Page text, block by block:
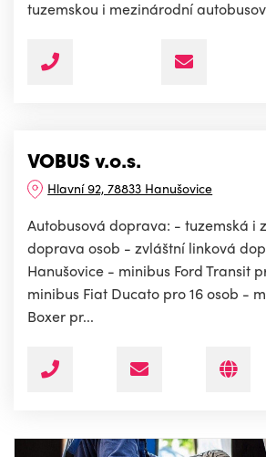
tuzemskou i mezinárodní
VOBUS v.o.s.
Hlavní 92, 78833 Hanušovice
Autobusová doprava: - tuzemská i
doprava osob - zvláštní linková
Hanušovice - minibus Ford Transit
minibus Fiat Ducato pro 16 osob -
Boxer pr...